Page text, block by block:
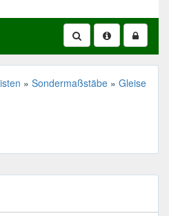
» Sondermaßstäbe » Gleise